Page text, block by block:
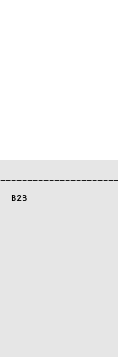
——————————————————————
B2B
——————————————————————